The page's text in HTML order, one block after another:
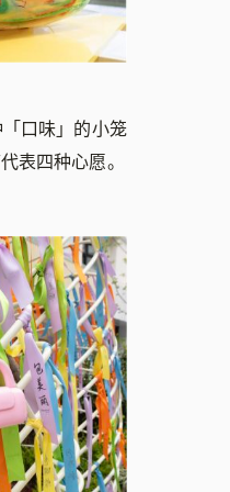
口味」的小笼
表四种心愿。